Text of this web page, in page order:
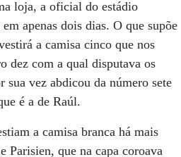
loja, a oficial do estádio
apenas dois dias. O que supõe
a camisa cinco que nos
dez com a qual disputava os
vez abdicou da número sete
é a de Raúl.
a camisa branca há mais
Parisien, que na capa coroava